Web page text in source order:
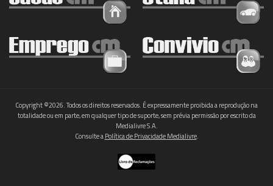
Copyright ©2026. Todos os direitos reservados. É expressamente proibida a reprodução na
totalidade ou em parte, em qualquer tipo de suporte, sem prévia permissão por escrito da
Medialivre S.A.
Consulte aPolítica de Privacidade Medialivre.